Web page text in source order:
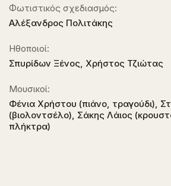
Φωτιστικός σχεδιασμός:
Aλέξανδρος Πολιτάκης
Ηθοποιοί:
Σπυρίδων Ξένος, Χρήστος Τζιώτας
Μουσικοί:
Φένια Χρήστου (πιάνο, τραγούδι),
(βιολοντσέλο), Σάκης Λάιος
πλήκτρα)